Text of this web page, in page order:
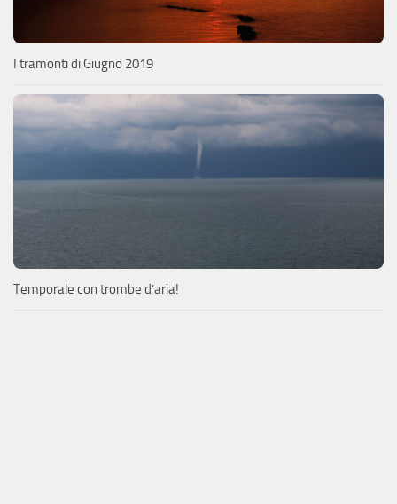
I tramonti di Giugno 2019
Temporale con trombe d’aria!